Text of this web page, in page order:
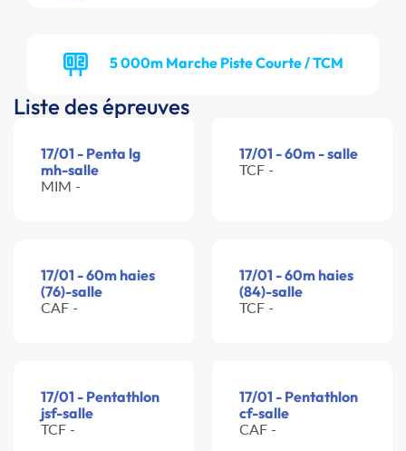
5 000m Marche Piste Courte / TCM
Liste des épreuves
17/01 - Penta lg
mh-salle
MIM -
17/01 - 60m - salle
TCF -
17/01 - 60m haies
(76)-salle
CAF -
17/01 - 60m haies
(84)-salle
TCF -
17/01 - Pentathlon
jsf-salle
TCF -
17/01 - Pentathlon
cf-salle
CAF -